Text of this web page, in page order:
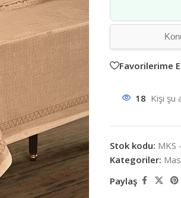
Favorilerime
18 Kişi şu
Stok kodu: MKS
Kategoriler:
Paylaş